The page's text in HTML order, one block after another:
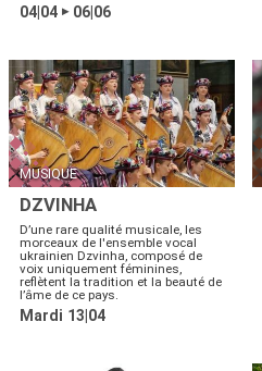
04|04 ▶06|06
MUSIQUE
DZVINHA
D’une rare qualité musicale, les
morceaux de l'ensemble vocal
ukrainien Dzvinha, composé de
voix uniquement féminines,
reflètent la tradition et la beauté de
l’âme de ce pays.
Mardi 13|04